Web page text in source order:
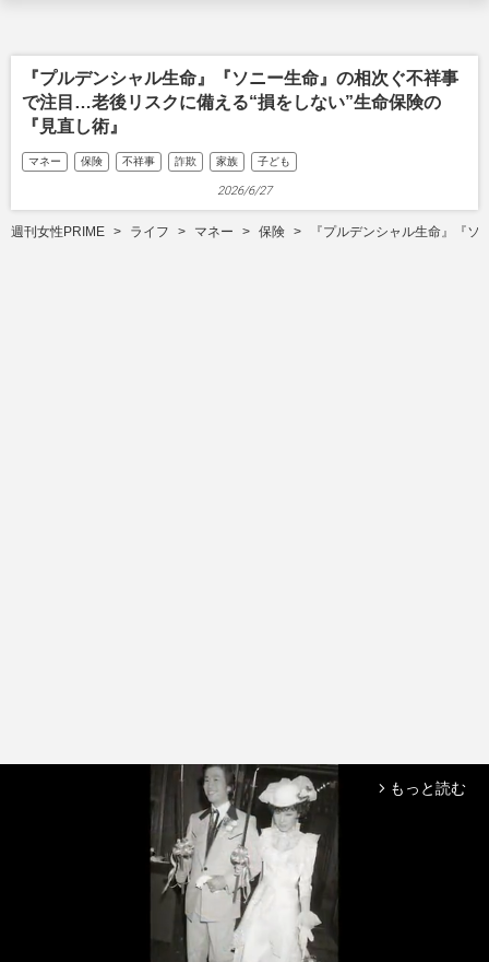
『プルデンシャル生命』『ソニー生命』の相次ぐ不祥事
で注目…老後リスクに備える“損をしない”生命保険の
『見直し術』
マネー 保険 不祥事 詐欺 家族 子ども
2026/6/27
週刊女性PRIME ライフ マネー 保険 『プルデンシャル生命』『
arrow_forward_ios もっと読む